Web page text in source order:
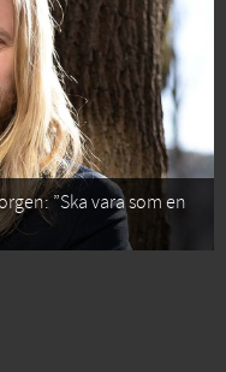
”Ska vara som en